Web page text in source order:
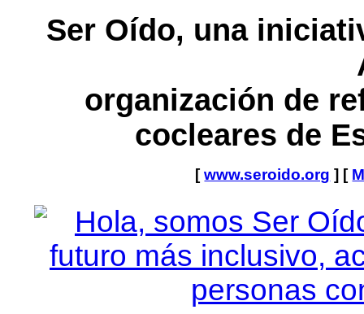
Ser Oído, una
organización de
cocleares de
[www.seroido.org ] [